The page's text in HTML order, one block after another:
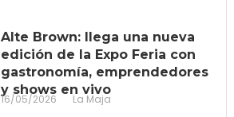
Alte Brown: llega una nueva
edición de la Expo Feria con
gastronomía, emprendedores
y shows en vivo
16/05/2026 La Maja